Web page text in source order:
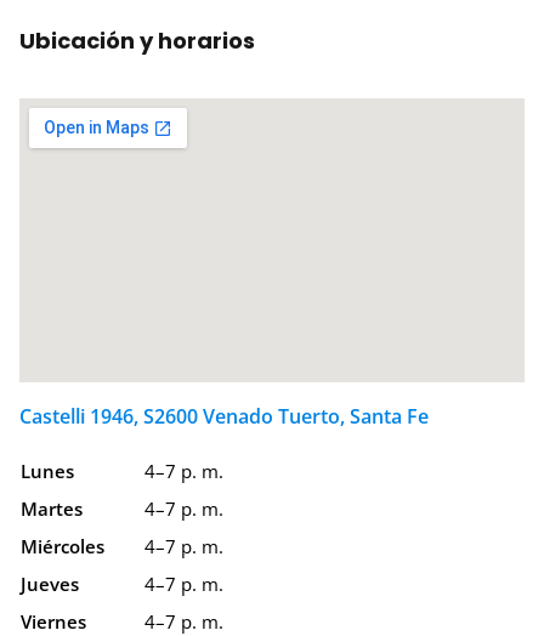
Ubicación y horarios
Castelli 1946, S2600 Venado Tuerto, Santa Fe
Lunes
4–7 p. m.
Martes
4–7 p. m.
Miércoles
4–7 p. m.
Jueves
4–7 p. m.
Viernes
4–7 p. m.